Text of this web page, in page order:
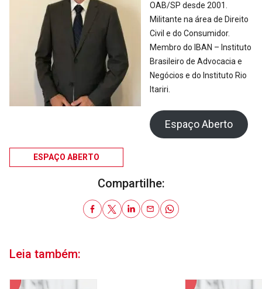
OAB/SP desde 2001.
Militante na área de Direito
Civil e do Consumidor.
Membro do IBAN – Instituto
Brasileiro de Advocacia e
Negócios e do Instituto Rio
Itariri.
Espaço Aberto
ESPAÇO ABERTO
Compartilhe:
Leia também: